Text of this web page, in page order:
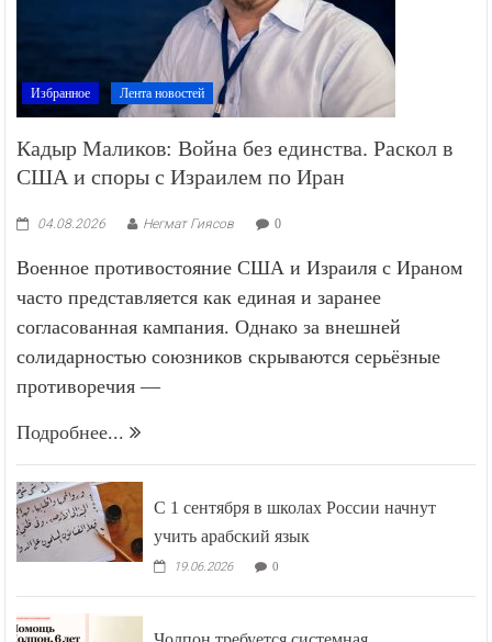
Избранное Лента новостей
Кадыр Маликов: Война без единства. Раскол в
США и споры с Израилем по Иран
04.08.2026 Негмат Гиясов 0
Военное противостояние США и Израиля с Ираном
часто представляется как единая и заранее
согласованная кампания. Однако за внешней
солидарностью союзников скрываются серьёзные
противоречия —
Подробнее...
С 1 сентября в школах России начнут
учить арабский язык
19.06.2026 0